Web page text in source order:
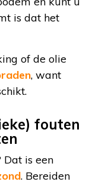
is dat het
of de olie
, want
fouten
Dat is een
. Bereiden